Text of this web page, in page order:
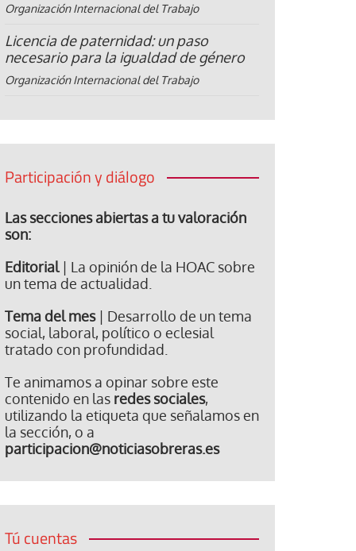
Organización Internacional del Trabajo
Licencia de paternidad: un paso
necesario para la igualdad de género
Organización Internacional del Trabajo
Participación y diálogo
Las secciones abiertas a tu valoración
son:
Editorial| La opinión de la HOAC sobre
un tema de actualidad.
Tema del mes| Desarrollo de un tema
social, laboral, político o eclesial
tratado con profundidad.
Te animamos a opinar sobre este
contenido en las redes sociales,
utilizando la etiqueta que señalamos en
la sección, o a
participacion@noticiasobreras.es
Tú cuentas